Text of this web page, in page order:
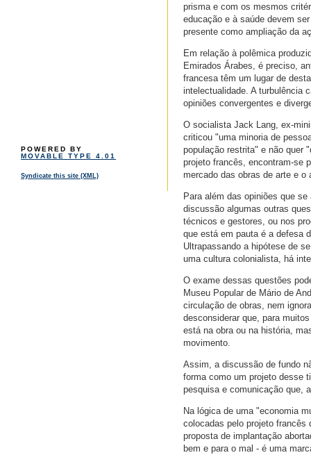
POWERED BY
MOVABLE TYPE 4.01
Syndicate this site (XML)
prisma e com os mesmos
educação e à saúde devem
presente como ampliação da
Em relação à polêmica
Emirados Árabes, é preciso,
francesa têm um lugar de
intelectualidade. A turbulência
opiniões convergentes e
O socialista Jack Lang, ex-
criticou "uma minoria de
população restrita" e não quer
projeto francês, encontram-se
mercado das obras de arte e
Para além das opiniões que
discussão algumas outras
técnicos e gestores, ou nos
que está em pauta é a defesa
Ultrapassando a hipótese de
uma cultura colonialista, há
O exame dessas questões
Museu Popular de Mário de
circulação de obras, nem
desconsiderar que, para
está na obra ou na história,
movimento.
Assim, a discussão de fundo
forma como um projeto desse
pesquisa e comunicação que,
Na lógica de uma "economia
colocadas pelo projeto francês
proposta de implantação
bem e para o mal - é uma